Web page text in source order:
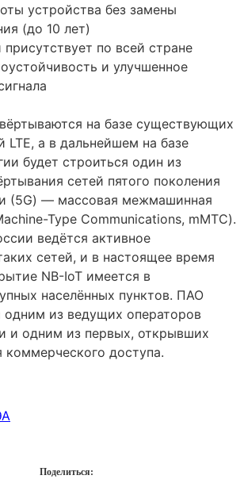
устройства без замены
(до 10 лет)
по всей стране
и улучшенное
на базе существующих
LTE, а в дальнейшем на базе
будет строиться один из
сетей пятого поколения
(5G) — массовая межмашинная
Type Communications, mMTC).
ведётся активное
сетей, и в настоящее время
NB-IoT имеется в
населённых пунктов. ПАО
одним из ведущих операторов
и одним из первых, открывших
коммерческого доступа.
Поделиться: